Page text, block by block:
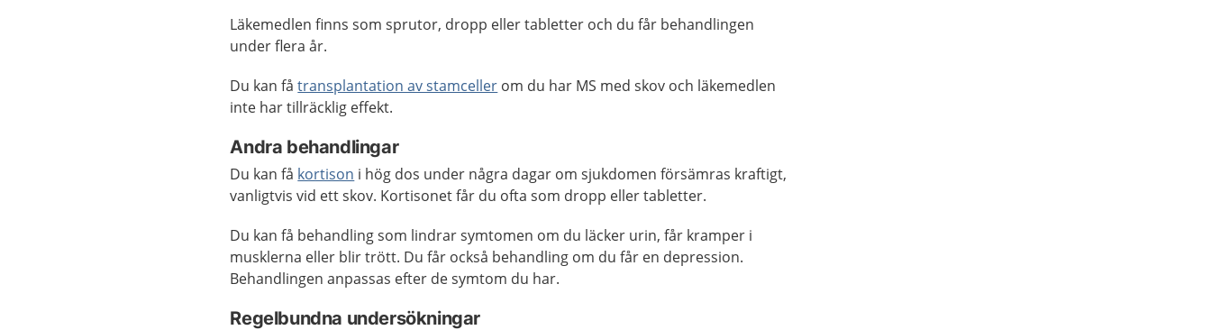
Läkemedlen finns som sprutor, dropp eller tabletter och du får behandlingen
under flera år.
Du kan fåtransplantation av stamceller om du har MS med skov och läkemedlen
inte har tillräcklig effekt.
Andra behandlingar
Du kan få kortison i hög dos under några dagar om sjukdomen försämras kraftigt,
vanligtvis vid ett skov. Kortisonet får du ofta som dropp eller tabletter.
Du kan få behandling som lindrar symtomen om du läcker urin, får kramper i
musklerna eller blir trött. Du får också behandling om du får en depression.
Behandlingen anpassas efter de symtom du har.
Regelbundna undersökningar